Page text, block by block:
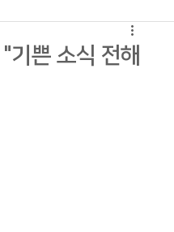
쁜 소식 전해